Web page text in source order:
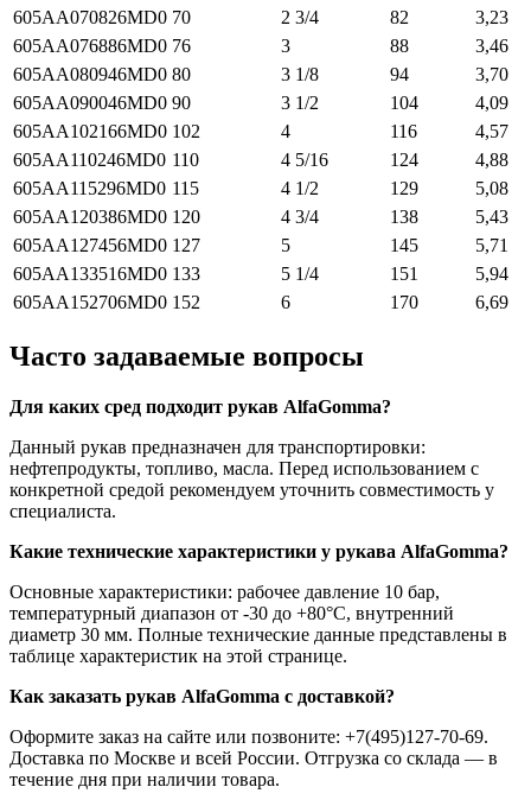
605AA070826MD0 70 2 3/4 82
3,23
605AA076886MD0 76 3 88
3,46
605AA080946MD0 80 3 1/8 94
3,70
605AA090046MD0 90 3 1/2 104
4,09
605AA102166MD0 102 4 116
4,57
605AA110246MD0 110 4 5/16 124
4,88
605AA115296MD0 115 4 1/2 129
5,08
605AA120386MD0 120 4 3/4 138
5,43
605AA127456MD0 127 5 145
5,71
605AA133516MD0 133 5 1/4 151
5,94
605AA152706MD0 152 6 170 6,69
Часто задаваемые вопросы
Для каких сред подходит рукав AlfaGomma?
Данный рукав предназначен для транспортировки:
нефтепродукты, топливо, масла. Перед использованием с
конкретной средой рекомендуем уточнить совместимость у
специалиста.
Какие технические характеристики у рукава AlfaGomma?
Основные характеристики: рабочее давление 10 бар,
температурный диапазон от -30 до +80°C, внутренний
диаметр 30 мм. Полные технические данные представлены в
таблице характеристик на этой странице.
Как заказать рукав AlfaGomma с доставкой?
Оформите заказ на сайте или позвоните: +7(495)127-70-69.
Доставка по Москве и всей России. Отгрузка со склада — в
течение дня при наличии товара.